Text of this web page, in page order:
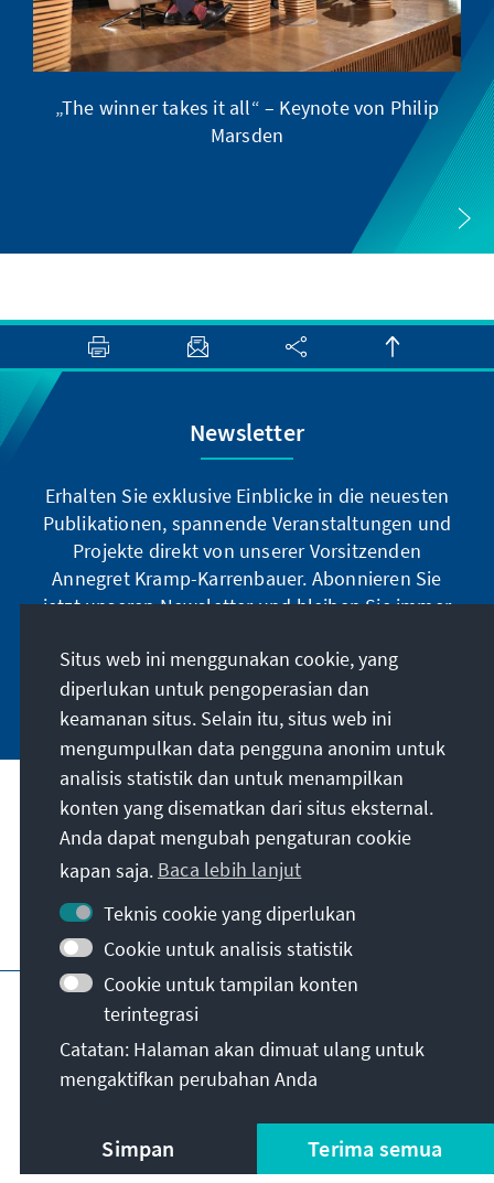
„The winner takes it all“ – Keynote von Philip
Marsden
Newsletter
Erhalten Sie exklusive Einblicke in die neuesten
Publikationen, spannende Veranstaltungen und
Projekte direkt von unserer Vorsitzenden
Annegret Kramp-Karrenbauer. Abonnieren Sie
jetzt unseren Newsletter und bleiben Sie immer
Jetzt abonnieren
Misi kami
Kontak
Penawaran lebih lanjut dari yayasan
Jejak Kebijakan privasi
Syarat penggunaan
Erklärung zur Barrierefreiheit
Peta situs
© Konrad-Adenauer-Stiftung e.V. 2026
Situs web ini menggunakan cookie, yang
diperlukan untuk pengoperasian dan
keamanan situs. Selain itu, situs web ini
mengumpulkan data pengguna anonim untuk
analisis statistik dan untuk menampilkan
konten yang disematkan dari situs eksternal.
Anda dapat mengubah pengaturan cookie
kapan saja. Baca lebih lanjut
Teknis cookie yang diperlukan
Cookie untuk analisis statistik
Cookie untuk tampilan konten
terintegrasi
Catatan: Halaman akan dimuat ulang untuk
mengaktifkan perubahan Anda
Simpan Terima semua